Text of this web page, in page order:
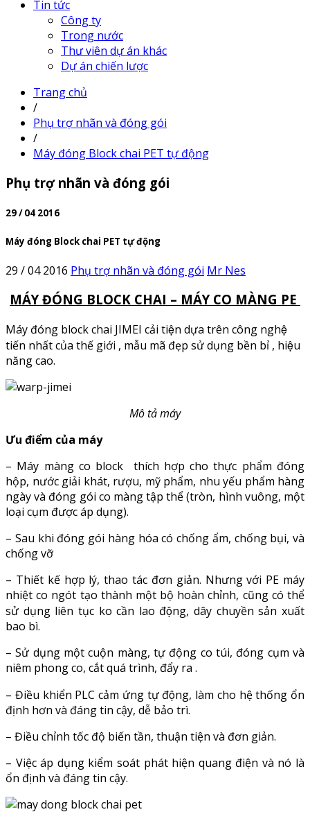
Tin tức
Công ty
Trong nước
Thư viên dự án khác
Dự án chiến lược
Trang chủ
/
Phụ trợ nhãn và đóng gói
/
Máy đóng Block chai PET tự động
Phụ trợ nhãn và đóng gói
29 / 04 2016
Máy đóng Block chai PET tự động
29 / 04 2016 Phụ trợ nhãn và đóng gói Mr Nes
MÁY ĐÓNG BLOCK CHAI – MÁY CO MÀNG PE
Máy đóng block chai JIMEI cải tiện dựa trên công nghệ
tiến nhất của thế giới , mẫu mã đẹp sử dụng bền bỉ , hiệu
năng cao.
Mô tả máy
Ưu điểm của máy
– Máy màng co block
thích hợp cho thực phẩm đóng
hộp, nước giải khát, rượu, mỹ phẩm, nhu yếu phẩm hàng
ngày và đóng gói co màng tập thể (tròn, hình vuông, một
loại cụm được áp dụng).
– Sau khi đóng gói hàng hóa có chống ẩm, chống bụi, và
chống vỡ
– Thiết kế hợp lý, thao tác đơn giản. Nhưng với PE máy
nhiệt co ngót tạo thành một bộ hoàn chỉnh, cũng có thể
sử dụng liên tục ko cần lao động, dây chuyền sản xuất
bao bì.
– Sử dụng một cuộn màng, tự động co túi, đóng cụm và
niêm phong co, cắt quá trình, đẩy ra .
– Điều khiển PLC cảm ứng tự động, làm cho hệ thống ổn
định hơn và đáng tin cậy, dễ bảo trì.
– Điều chỉnh tốc độ biến tần, thuận tiện và đơn giản.
– Việc áp dụng kiểm soát phát hiện quang điện và nó là
ổn định và đáng tin cậy.